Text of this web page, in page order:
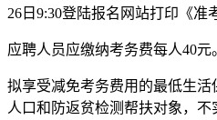
26日9:30登陆报名网站打印《准
应聘人员应缴纳考务费每人40元
拟享受减免考务费用的最低生
人口和防返贫检测帮扶对象，